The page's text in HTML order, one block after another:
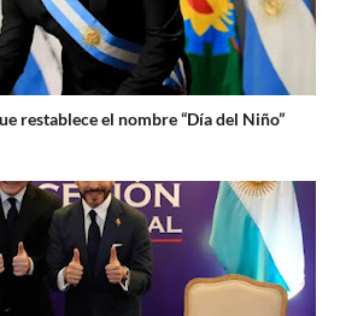
restablece el nombre “Día del Niño”